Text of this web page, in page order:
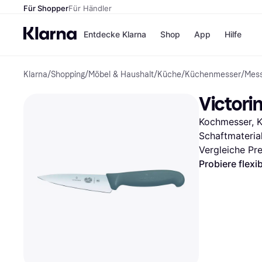
Für ShopperFür Händler
Entdecke Klarna
Zahlungsmethoden
Sofort bezahlen
Bezahle in 3
Teilzahlungen
Bezahle in bis zu 30
Ratenzahlung
Shop
Shops
H&M
Temu
App Hilfe
Klarna/Shopping/Möbel & Haushalt/Küche/Küchenmesser/
Kochmesser,
Vergleiche
Probiere